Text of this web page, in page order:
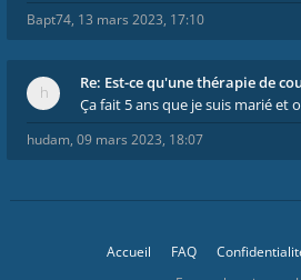
Bapt74, 13 mars 2023, 17:10
Re: Est-ce qu'une thérapie de
Ça fait 5 ans que je suis marié et
hudam, 09 mars 2023, 18:07
Accueil FAQ